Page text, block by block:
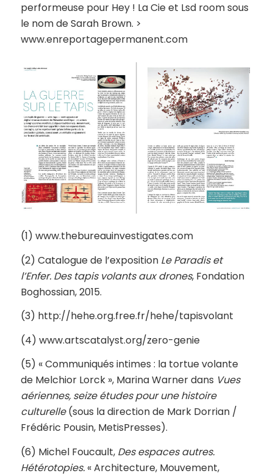
performeuse pour Hey ! La Cie et Lsd room sous
le nom de Sarah Brown. >
www.enreportagepermanent.com
(1) www.thebureauinvestigates.com
(2) Catalogue de l’expositionLe Paradis et
l’Enfer. Des tapis volants aux drones, Fondation
Boghossian, 2015.
(3) http://hehe.org.free.fr/hehe/tapisvolant
(4) www.artscatalyst.org/zero-genie
(5) « Communiqués intimes : la tortue volante
de Melchior Lorck », Marina Warner dans Vues
aériennes, seize études pour une histoire
culturelle(sous la direction de Mark Dorrian /
Frédéric Pousin, MetisPresses).
(6) Michel Foucault, Des espaces autres.
Hétérotopies.« Architecture, Mouvement,